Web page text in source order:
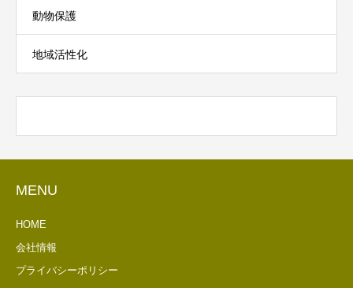
動物保護
地域活性化
MENU
HOME
会社情報
プライバシーポリシー